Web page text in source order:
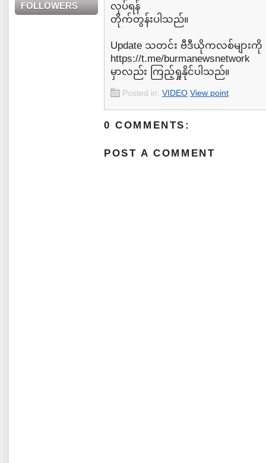
FOLLOWERS
လုပ်ရန်
တိုက်တွန်းပါသည်။
Update သတင်း ဗီဒီယိုကလစ်များကို
⁦https://t.me/burmanewsnetwork⁩
မှာလည်း ကြည့်ရှုနိုင်ပါသည်။
Posted in: VIDEO View point
0 COMMENTS:
POST A COMMENT